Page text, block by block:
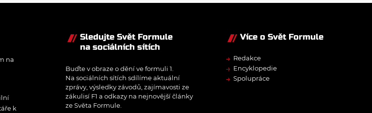
na
k
Sledujte Svět Formule
na sociálních sítích
Buďte v obraze o dění ve formuli 1.
Na sociálních sítích sdílíme aktuální
zprávy, výsledky závodů, zajímavosti ze
zákulisí F1 a odkazy na nejnovější články
ze Světa Formule.
Více o Svět Formule
→ Redakce
→ Encyklopedie
→ Spolupráce